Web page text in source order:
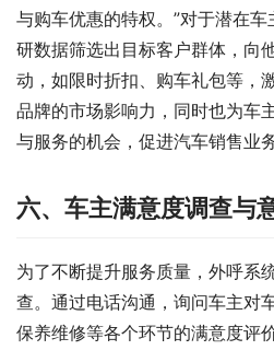
与购车优惠的特权。”对于潜在
研数据筛选出目标客户群体，向
动，如限时折扣、购车礼包等，
品牌的市场影响力，同时也为车
与服务的机会，促进汽车销售业
六、车主满意度调查与
为了不断提升服务质量，外呼系
查。通过电话沟通，询问车主对
保养维修等各个环节的满意度评